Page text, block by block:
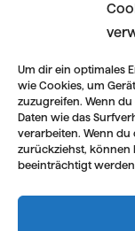
Um dir ein optimales
wie Cookies, um
zuzugreifen. Wenn
Daten wie das
verarbeiten. Wenn
zurückziehst, können
beeinträchtigt